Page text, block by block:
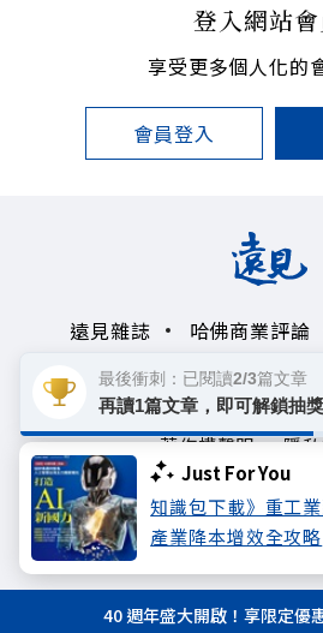
Just For You
知識包下載》重工
產業降本增效全攻略
登入網站會
享受更多個人化的
會員登入
遠見雜誌 哈佛商業評論
未來親子學習平台
著作權聲明
隱
Copyright©
遠見天下文化出版股份有限公
40 週年盛大開啟！享限定優
最後衝刺：已閱讀2/3篇文章
再讀1篇文章，即可解鎖抽獎